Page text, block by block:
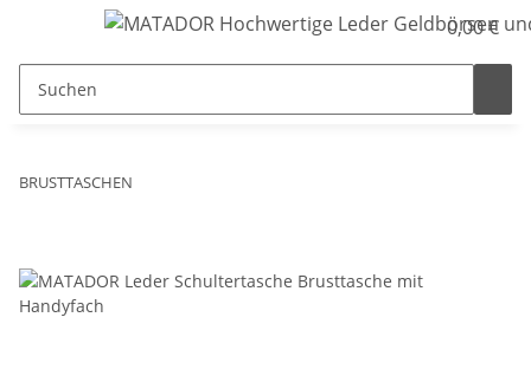
0,00 €
BRUSTTASCHEN